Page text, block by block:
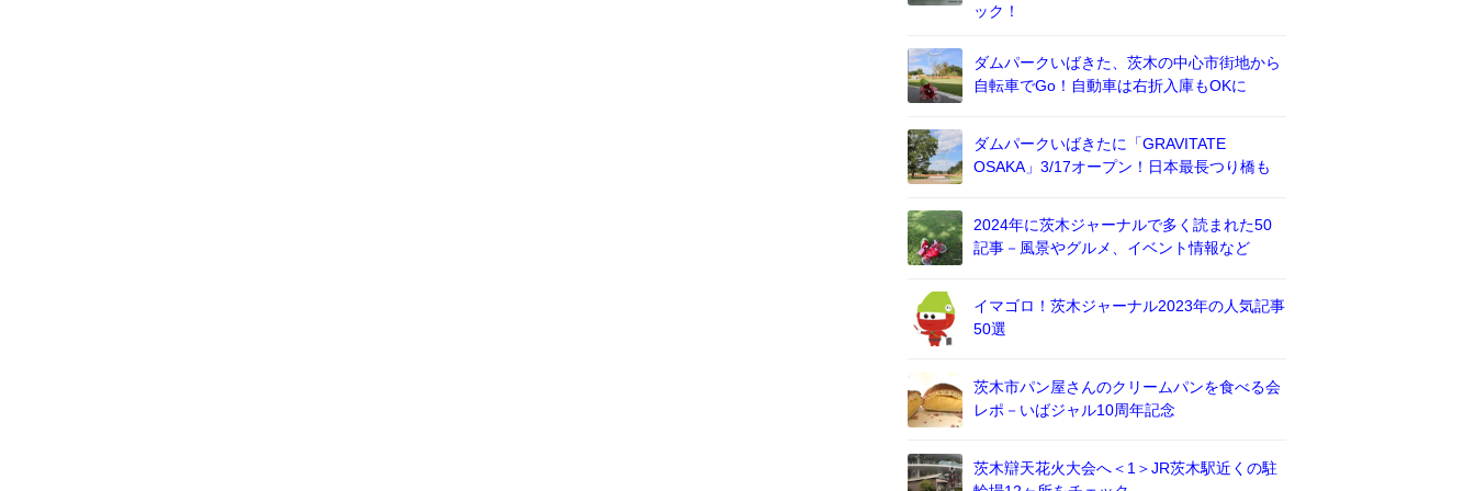
ック！
ダムパークいばきた、茨木の中心市街地から
自転車でGo！自動車は右折入庫もOKに
ダムパークいばきたに「GRAVITATE
OSAKA」3/17オープン！日本最長つり橋も
2024年に茨木ジャーナルで多く読まれた50
記事－風景やグルメ、イベント情報など
イマゴロ！茨木ジャーナル2023年の人気記事
50選
茨木市パン屋さんのクリームパンを食べる会
レポ－いばジャル10周年記念
茨木辯天花火大会へ＜1＞JR茨木駅近くの駐